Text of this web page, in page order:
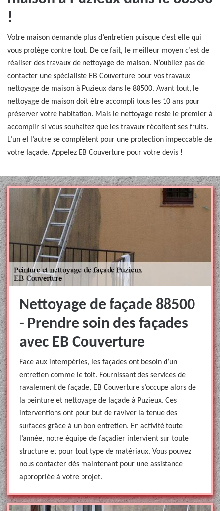
!
Votre maison demande plus d’entretien puisque c’est elle qui
vous protège contre tout. De ce fait, le meilleur moyen c’est de
réaliser des travaux de nettoyage de maison. N’oubliez pas de
contacter une spécialiste EB Couverture pour vos travaux
nettoyage de maison à Puzieux dans le 88500. Avant tout, le
nettoyage de maison doit être accompli tous les 10 ans pour
préserver votre habitation. Mais le nettoyage reste le premier à
accomplir si vous souhaitez que les travaux récoltent ses fruits.
L’un et l’autre se complètent pour une protection impeccable de
votre façade. Appelez EB Couverture pour votre devis !
Nettoyage de façade 88500
- Prendre soin des façades
avec EB Couverture
Face aux intempéries, les façades ont besoin d’un
entretien comme le toit. Fournissant des services de
ravalement de façade, EB Couverture s’occupe alors de
la peinture et nettoyage de façade à Puzieux. Ces
interventions ont pour but de raviver la tenue des
surfaces grâce à un bon entretien. En activité toute
l’année, notre équipe de façadier intervient sur toute
structure et pour tout type de matériaux. Vous pouvez
nous contacter dès maintenant pour une assistance
appropriée à votre projet.